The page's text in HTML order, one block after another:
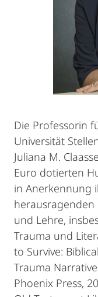
Die Professorin
Universität
Juliana M.
Euro dotierten
in Anerkennung
herausragenden
und Lehre,
Trauma und
to Survive:
Trauma
Phoenix Press,